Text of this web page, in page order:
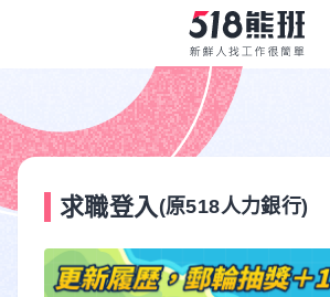
求職登入 (原518人力銀行)